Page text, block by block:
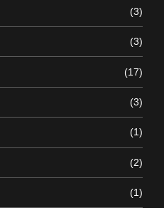
(3)
(3)
(17)
(3)
(1)
(2)
(1)